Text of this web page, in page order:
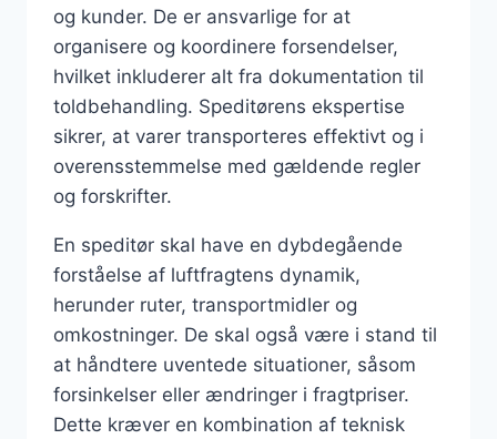
og kunder. De er ansvarlige for at
organisere og koordinere forsendelser,
hvilket inkluderer alt fra dokumentation til
toldbehandling. Speditørens ekspertise
sikrer, at varer transporteres effektivt og i
overensstemmelse med gældende regler
og forskrifter.
En speditør skal have en dybdegående
forståelse af luftfragtens dynamik,
herunder ruter, transportmidler og
omkostninger. De skal også være i stand til
at håndtere uventede situationer, såsom
forsinkelser eller ændringer i fragtpriser.
Dette kræver en kombination af teknisk